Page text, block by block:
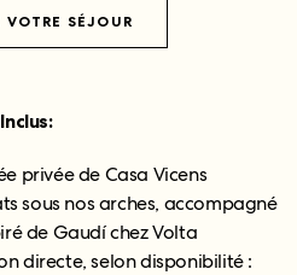
VOTRE SÉJOUR
Inclus:
privée de Casa Vicens
sous nos arches, accompagné
de Gaudí chez Volta
directe, selon disponibilité :